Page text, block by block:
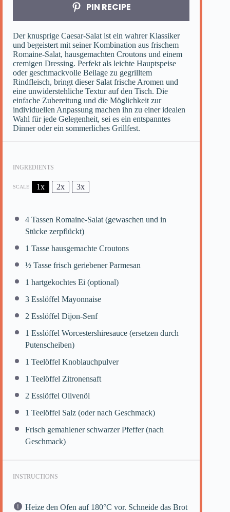
PIN RECIPE
Der knusprige Caesar-Salat ist ein wahrer Klassiker
und begeistert mit seiner Kombination aus frischem
Romaine-Salat, hausgemachten Croutons und einem
cremigen Dressing. Perfekt als leichte Hauptspeise
oder geschmackvolle Beilage zu gegrilltem
Rindfleisch, bringt dieser Salat frische Aromen und
eine unwiderstehliche Textur auf den Tisch. Die
einfache Zubereitung und die Möglichkeit zur
individuellen Anpassung machen ihn zu einer idealen
Wahl für jede Gelegenheit, sei es ein entspanntes
Dinner oder ein sommerliches Grillfest.
INGREDIENTS
SCALE 1x 2x 3x
4 Tassen Romaine-Salat (gewaschen und in
Stücke zerpflückt)
1 Tasse hausgemachte Croutons
½ Tasse frisch geriebener Parmesan
1 hartgekochtes Ei (optional)
3 Esslöffel Mayonnaise
2 Esslöffel Dijon-Senf
1 Esslöffel Worcestershiresauce (ersetzen durch
Putenscheiben)
1 Teelöffel Knoblauchpulver
1 Teelöffel Zitronensaft
2 Esslöffel Olivenöl
1 Teelöffel Salz (oder nach Geschmack)
Frisch gemahlener schwarzer Pfeffer (nach
Geschmack)
INSTRUCTIONS
Heize den Ofen auf 180°C vor. Schneide das Brot